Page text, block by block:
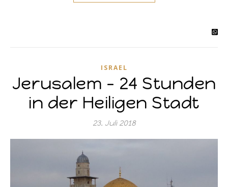
ISRAEL
Jerusalem – 24 Stunden
in der Heiligen Stadt
23. Juli 2018